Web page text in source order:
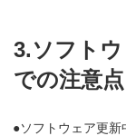
3.ソフト
での注意点
ソフトウェア更